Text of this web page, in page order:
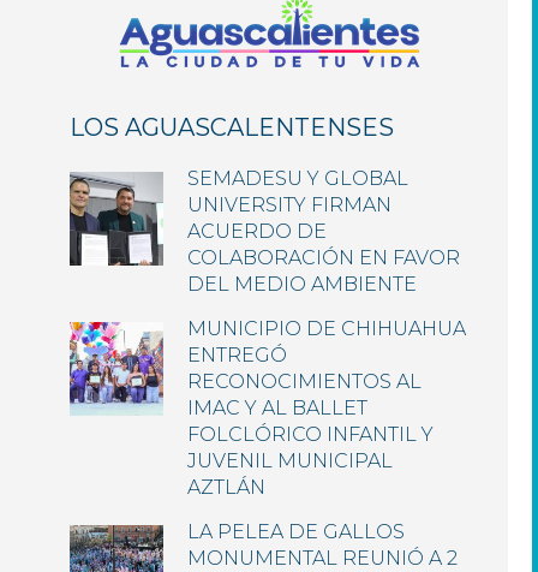
LOS AGUASCALENTENSES
SEMADESU Y GLOBAL
UNIVERSITY FIRMAN
ACUERDO DE
COLABORACIÓN EN FAVOR
DEL MEDIO AMBIENTE
MUNICIPIO DE CHIHUAHUA
ENTREGÓ
RECONOCIMIENTOS AL
IMAC Y AL BALLET
FOLCLÓRICO INFANTIL Y
JUVENIL MUNICIPAL
AZTLÁN
LA PELEA DE GALLOS
MONUMENTAL REUNIÓ A 2